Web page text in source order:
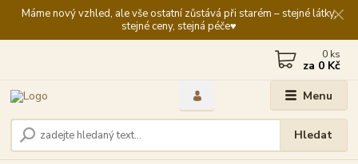
Máme nový vzhled, ale vše ostatní zůstává při starém – stejné látky,
stejné ceny, stejná péče♥️
Menu
Hledat
0 ks
za 0 Kč